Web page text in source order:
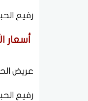
رفيع الحبة: 16,000 جنيه
أسعار
عريض الحبة كسر
رفيع الحبة كسر 5%: